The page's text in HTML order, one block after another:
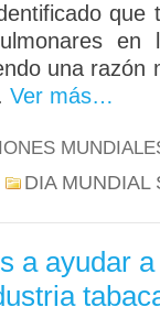
que
en
una razón
Ver más…
DIA MUNDIAL
a ayudar